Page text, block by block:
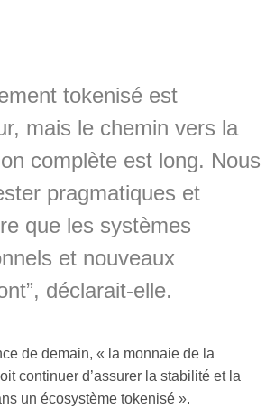
tokenisé est
mais le chemin vers la
complète est long. Nous
pragmatiques et
que les systèmes
et nouveaux
déclarait-elle.
de demain, « la monnaie de la
continuer d’assurer la stabilité et la
un écosystème tokenisé ».